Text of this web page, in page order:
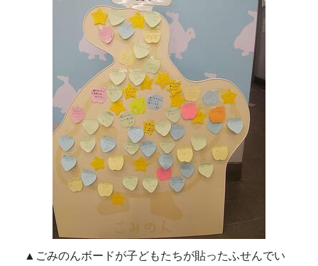
▲ごみのんボードが子どもたちが貼ったふせんでい